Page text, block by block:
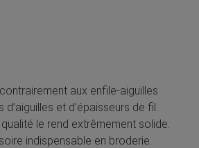
aux enfile-aiguilles
et d’épaisseurs de fil.
le rend extrêmement solide.
indispensable en broderie.